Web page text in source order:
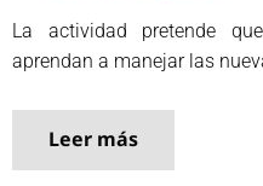
La actividad pretende
aprendan a manejar las
Leer más